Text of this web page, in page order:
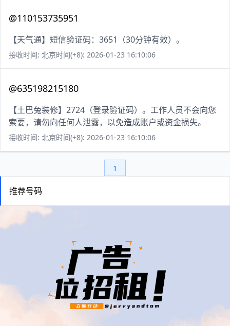
@110153735951
【天气通】短信验证码：3651（30分钟有效）。
接收时间: 北京时间(+8): 2026-01-23 16:10:06
@635198215180
【土巴兔装修】2724（登录验证码）。工作人员不会向您
索要，请勿向任何人泄露，以免造成账户或资金损失。
接收时间: 北京时间(+8): 2026-01-23 16:10:06
1
推荐号码